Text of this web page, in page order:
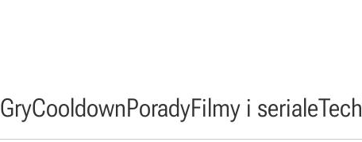
GryCooldownPoradyFilmy i serialeTech